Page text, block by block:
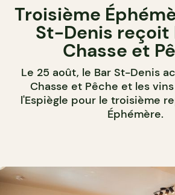
Troisième
St-Denis reçoit
Chasse et
Le 25 août, le Bar St-Denis
Chasse et Pêche et les
l'Espiègle pour le troisième
Éphémère.